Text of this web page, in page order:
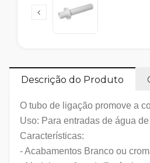
Descrição do Produto
O tubo de ligação promove a
Uso: Para entradas de água
Características:
- Acabamentos Branco ou